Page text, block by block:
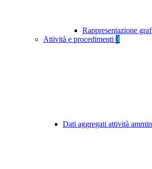
Rappresentazione
Attività e procedimenti 3
Dati aggregati attività